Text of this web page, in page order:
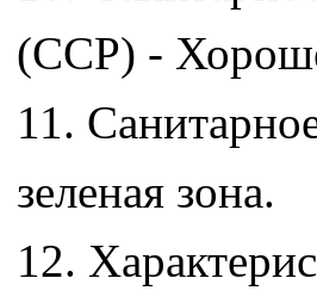
(ССР) -
11.
зеленая зона.
12.